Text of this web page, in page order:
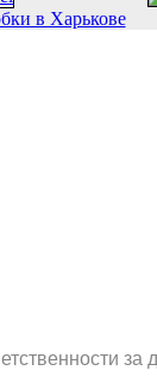
в Харькове